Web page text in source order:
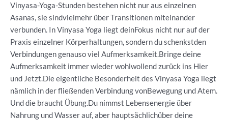
Vinyasa-Yoga-Stunden bestehen nicht nur aus einzelnen
Asanas, sie sindvielmehr über Transitionen miteinander
verbunden. In Vinyasa Yoga liegt deinFokus nicht nur auf der
Praxis einzelner Körperhaltungen, sondern du schenkstden
Verbindungen genauso viel Aufmerksamkeit.Bringe deine
Aufmerksamkeit immer wieder wohlwollend zurück ins Hier
und Jetzt.Die eigentliche Besonderheit des Vinyasa Yoga liegt
nämlich in der fließenden Verbindung vonBewegung und Atem.
Und die braucht Übung.Du nimmst Lebensenergie über
Nahrung und Wasser auf, aber hauptsächlichüber deine